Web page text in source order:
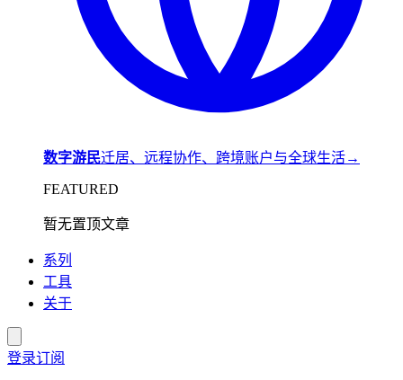
数字游民迁居、远程协作、跨境账户与全球生活→
FEATURED
暂无置顶文章
系列
工具
关于
登录订阅